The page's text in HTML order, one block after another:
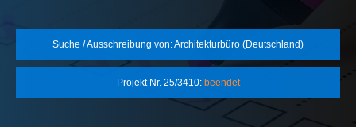
Suche / Ausschreibung von: Architekturbüro (Deutschland)
Projekt Nr. 25/3410: beendet